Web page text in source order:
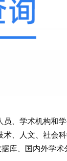
、学术机构和
、人文、社会
库、国内外学术